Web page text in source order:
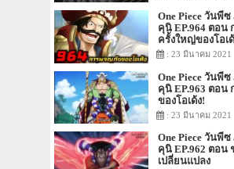
One Piece วันพี
คุนิ EP.964 ตอน
ครั้งใหญ่ของโอเ
: 23 มีนาคม 2021
One Piece วันพี
คุนิ EP.963 ตอน
ของโอเด้ง!
: 23 มีนาคม 2021
One Piece วันพี
คุนิ EP.962 ตอน
เปลี่ยนแปลง